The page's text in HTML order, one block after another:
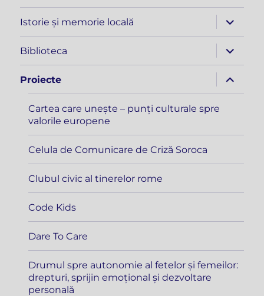
Istorie și memorie locală
extinde
meniul
copil
Biblioteca
extinde
meniul
copil
Proiecte
extinde
meniul
copil
Cartea care unește – punți culturale spre
valorile europene
Celula de Comunicare de Criză Soroca
Clubul civic al tinerelor rome
Code Kids
Dare To Care
Drumul spre autonomie al fetelor și femeilor:
drepturi, sprijin emoțional și dezvoltare
personală